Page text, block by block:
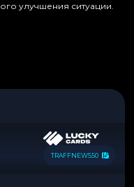
улучшения ситуации.
TRAFFNEWS50